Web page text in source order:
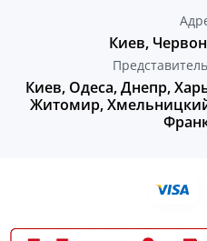
Киев,
Киев, Одеса, Днепр, Харьков, Полтава, Винница,
Житомир,